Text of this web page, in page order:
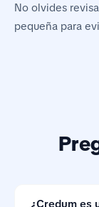
No olvides
pequeña para